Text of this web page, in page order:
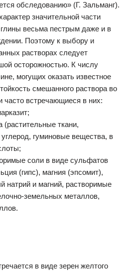
обследованию» (Г. Зальманг).
значительной части
глины весьма пестрым даже и в
Поэтому к выбору и
растворах следует
осторожностью. К числу
могущих оказать известное
смешанного раствора во
часто встречающиеся в них:
(растительные ткани,
гуминовые вещества, в
соли в виде сульфатов
(гипс), магния (эпсомит),
натрий и магний, растворимые
земельных металлов,
в виде зерен желтого